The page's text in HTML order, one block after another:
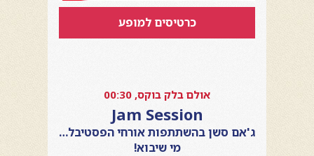
כרטיסים למופע
אולם בלק בוקס, 00:30
Jam Session
ג'אם סשן בהשתתפות אורחי הפסטיבל…
מי שיבוא!